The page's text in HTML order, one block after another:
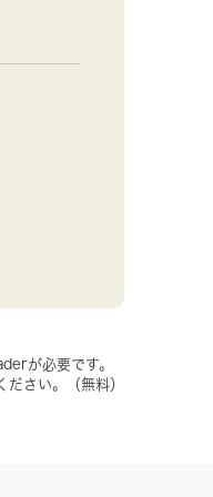
が必要です。
さい。（無料）